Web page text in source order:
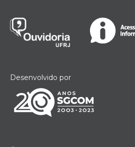
Desenvolvido por